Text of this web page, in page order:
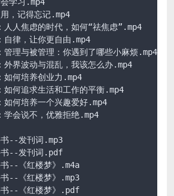
，记得忘记.mp4
：人人焦虑的时代，如何“祛焦虑” .mp4
：自律，让你更自由 .mp4
：管理与被管理：你遇到了哪些小麻烦.mp4
：外界波动与混乱，我该怎么办.mp4
：如何培养创业力 .mp4
：如何追求生活和工作的平衡.mp4
：如何培养一个兴趣爱好.mp4
：学会说不，优雅拒绝 .mp4
--发刊词 .mp3
--发刊词 .pdf
--《红楼梦》
.m4a
--《红楼梦》
.mp3
--《红楼梦》
.pdf